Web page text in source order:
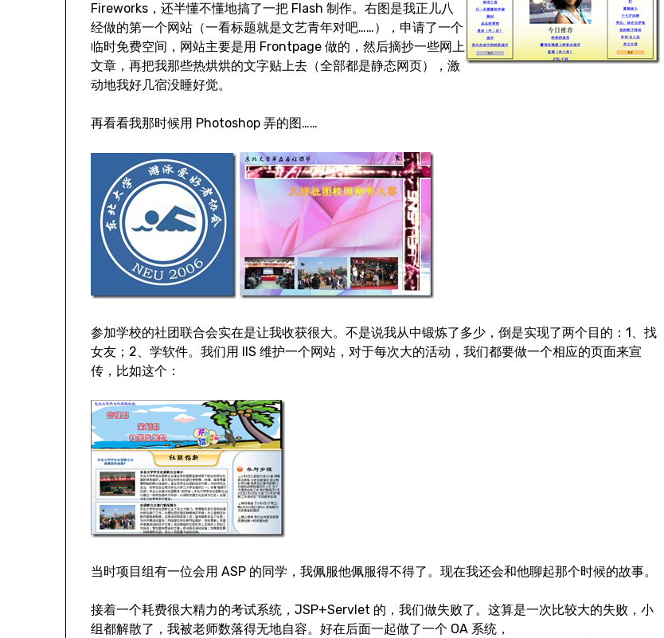
Fireworks，还半懂不懂地搞了一把 Flash 制作。右图是我正儿八
经做的第一个网站（一看标题就是文艺青年对吧……），申请了一个
临时免费空间，网站主要是用 Frontpage 做的，然后摘抄一些网上
文章，再把我那些热烘烘的文字贴上去（全部都是静态网页），激
动地我好几宿没睡好觉。
再看看我那时候用 Photoshop 弄的图……
参加学校的社团联合会实在是让我收获很大。不是说我从中锻炼了多少，倒是实现了两个目的：1、找
女友；2、学软件。我们用 IIS 维护一个网站，对于每次大的活动，我们都要做一个相应的页面来宣
传，比如这个：
当时项目组有一位会用 ASP 的同学，我佩服他佩服得不得了。现在我还会和他聊起那个时候的故事。
接着一个耗费很大精力的考试系统，JSP+Servlet 的，我们做失败了。这算是一次比较大的失败，小
组都解散了，我被老师数落得无地自容。好在后面一起做了一个 OA 系统，